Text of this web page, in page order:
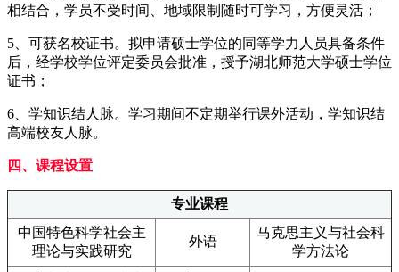
相结合，学员不受时间、地域限制随时可学习，方便灵活；
5、可获名校证书。拟申请硕士学位的同等学力人员具备条件
后，经学校学位评定委员会批准，授予湖北师范大学硕士学位
证书；
6、学知识结人脉。学习期间不定期举行课外活动，学知识结
高端校友人脉。
四、课程设置
专业课程
中国特色科学社会主
理论与实践研究
外语
马克思主义与社会科
学方法论